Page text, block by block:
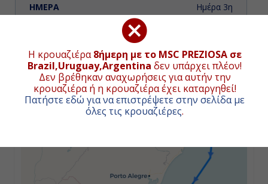
Η κρουαζιέρα8ήμερη με το MSC PREZIOSA σε
Brazil,Uruguay,Argentina δεν υπάρχει πλέον!
Δεν βρέθηκαν αναχωρήσεις για αυτήν την
κρουαζιέρα ή η κρουαζιέρα έχει καταργηθεί!
Πατήστε εδώ για να επιστρέψετε στην σελίδα με
όλες τις κρουαζιέρες.
Ημέρα 3η
-
-
ΧΑΡΤΗΣ ΚΡΟΥΑΖΙΕΡΑΣ
+
−